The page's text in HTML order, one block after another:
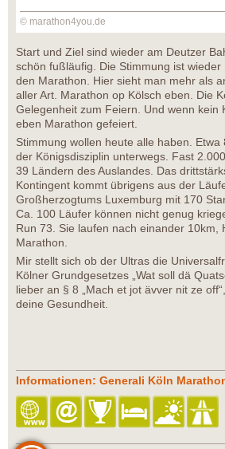
© marathon4you.de
Start und Ziel sind wieder am Deutzer
schön fußläufig. Die Stimmung ist
den Marathon. Hier sieht man mehr als
aller Art. Marathon op Kölsch eben. Die
Gelegenheit zum Feiern. Und wenn kein
eben Marathon gefeiert.
Stimmung wollen heute alle haben.
der Königsdisziplin unterwegs. Fast
39 Ländern des Auslandes. Das
Kontingent kommt übrigens aus der
Großherzogtums Luxemburg mit 170
Ca. 100 Läufer können nicht genug
Run 73. Sie laufen nach einander 10km,
Marathon.
Mir stellt sich ob der Ultras die
Kölner Grundgesetzes „Wat soll dä
lieber an § 8 „Mach et jot ävver nit ze
deine Gesundheit.
Informationen: Generali Köln